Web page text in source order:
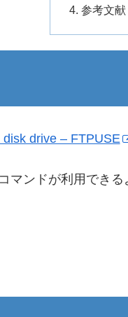
参考文献
drive – FTPUSE
マンドが利用できる